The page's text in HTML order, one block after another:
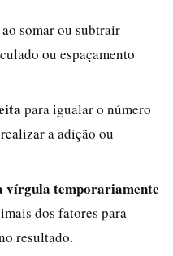
ao somar ou subtrair
ou espaçamento
para igualar o número
a adição ou
vírgula temporariamente
dos fatores para
resultado.